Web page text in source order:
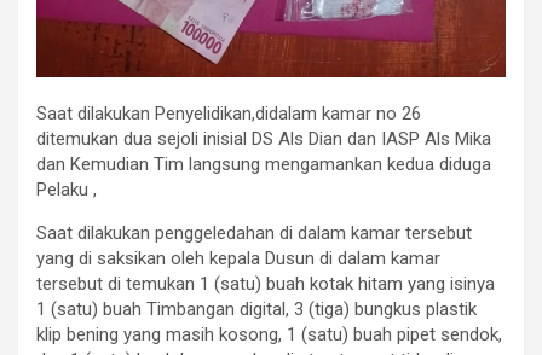
Saat dilakukan Penyelidikan,didalam kamar no 26
ditemukan dua sejoli inisial DS Als Dian dan IASP Als Mika
dan Kemudian Tim langsung mengamankan kedua diduga
Pelaku ,
Saat dilakukan penggeledahan di dalam kamar tersebut
yang di saksikan oleh kepala Dusun di dalam kamar
tersebut di temukan 1 (satu) buah kotak hitam yang isinya
1 (satu) buah Timbangan digital, 3 (tiga) bungkus plastik
klip bening yang masih kosong, 1 (satu) buah pipet sendok,